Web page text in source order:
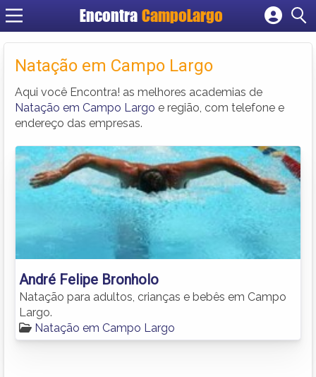
Encontra CampoLargo
Cadastrar empresa
Criar conta
Natação em Campo Largo
Aqui você Encontra! as melhores academias de
Natação em Campo Largo e região, com telefone e
endereço das empresas.
André Felipe Bronholo
Natação para adultos, crianças e bebês em Campo
Largo.
Natação em Campo Largo